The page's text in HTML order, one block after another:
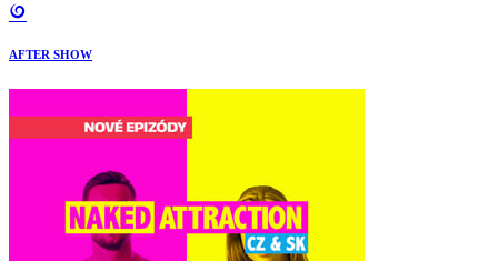
AFTER SHOW